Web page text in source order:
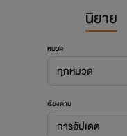
นิยาย
หมวด
ทุกหมวด
เรียงตาม
การอัปเดต